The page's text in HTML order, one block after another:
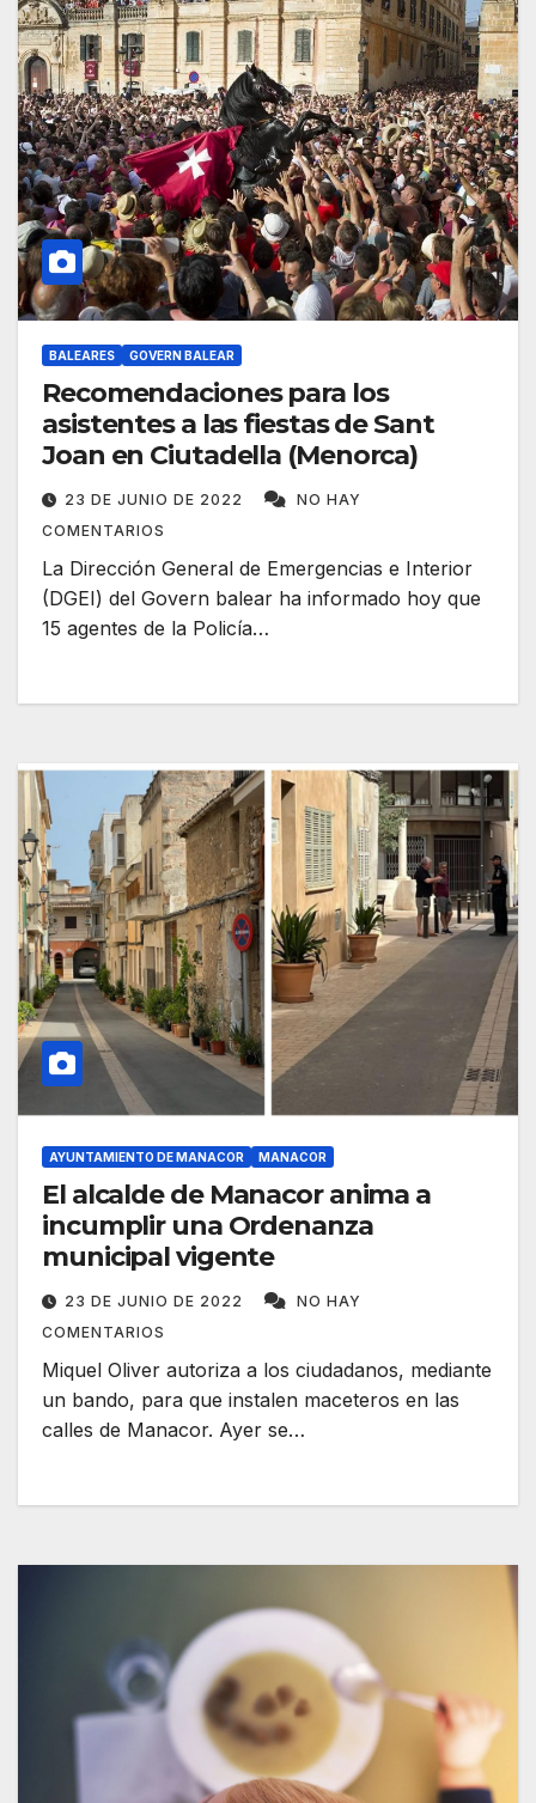
BALEARES GOVERN BALEAR
Recomendaciones para los
asistentes a las fiestas de Sant
Joan en Ciutadella (Menorca)
23 DE JUNIO DE 2022
NO HAY
COMENTARIOS
La Dirección General de Emergencias e Interior
(DGEI) del Govern balear ha informado hoy que
15 agentes de la Policía…
AYUNTAMIENTO DE MANACOR MANACOR
El alcalde de Manacor anima a
incumplir una Ordenanza
municipal vigente
23 DE JUNIO DE 2022
NO HAY
COMENTARIOS
Miquel Oliver autoriza a los ciudadanos, mediante
un bando, para que instalen maceteros en las
calles de Manacor. Ayer se…